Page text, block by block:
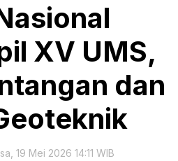
XV UMS,
dan
19 Mei 2026 14:11 WIB